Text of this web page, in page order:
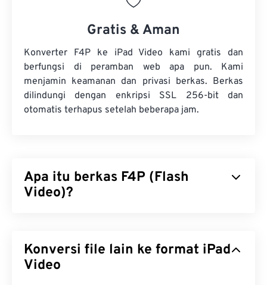
Gratis & Aman
Konverter F4P ke iPad Video kami gratis dan
berfungsi di peramban web apa pun. Kami
menjamin keamanan dan privasi berkas. Berkas
dilindungi dengan enkripsi SSL 256-bit dan
otomatis terhapus setelah beberapa jam.
Apa itu berkas F4P (Flash
Video)?
". Format ini mengompresi berkas multimedia
dengancodec
Konversi file lain ke format iPad
Video